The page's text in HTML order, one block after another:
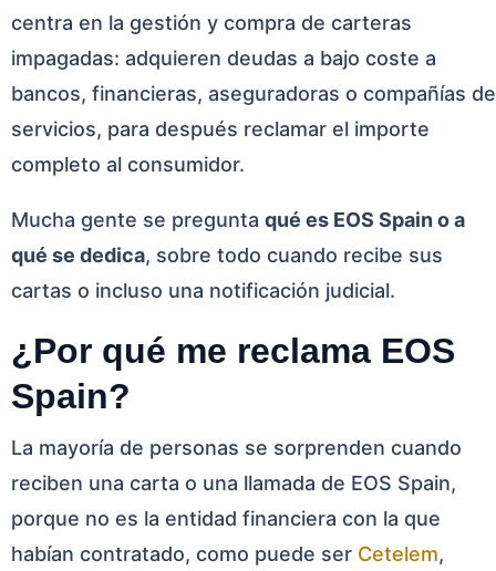
centra en la gestión y compra de carteras
impagadas: adquieren deudas a bajo coste a
bancos, financieras, aseguradoras o compañías de
servicios, para después reclamar el importe
completo al consumidor.
Mucha gente se pregunta qué es EOS Spain o a
qué se dedica, sobre todo cuando recibe sus
cartas o incluso una notificación judicial.
¿Por qué me reclama EOS
Spain?
La mayoría de personas se sorprenden cuando
reciben una carta o una llamada de EOS Spain,
porque no es la entidad financiera con la que
habían contratado, como puede ser Cetelem,